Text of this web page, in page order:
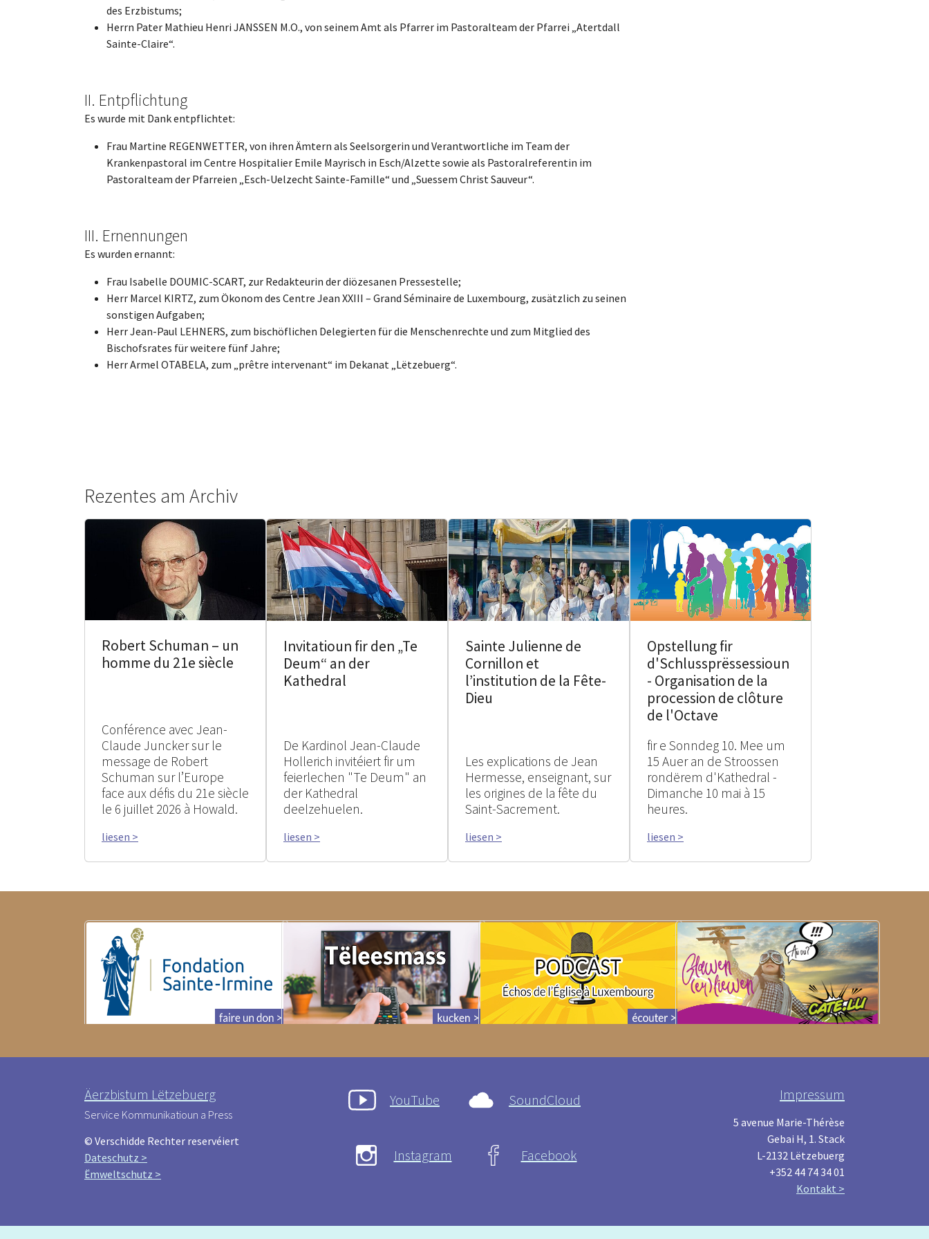
des Erzbistums;
Herrn Pater Mathieu Henri JANSSEN M.O., von seinem Amt als Pfarrer im Pastoralteam der Pfarrei „Atertdall
Sainte-Claire“.
II. Entpflichtung
Es wurde mit Dank entpflichtet:
Frau Martine REGENWETTER, von ihren Ämtern als Seelsorgerin und Verantwortliche im Team der
Krankenpastoral im Centre Hospitalier Emile Mayrisch in Esch/Alzette sowie als Pastoralreferentin im
Pastoralteam der Pfarreien „Esch-Uelzecht Sainte-Famille“ und „Suessem Christ Sauveur“.
III. Ernennungen
Es wurden ernannt:
Frau Isabelle DOUMIC-SCART, zur Redakteurin der diözesanen Pressestelle;
Herr Marcel KIRTZ, zum Ökonom des Centre Jean XXIII – Grand Séminaire de Luxembourg, zusätzlich zu seinen
sonstigen Aufgaben;
Herr Jean-Paul LEHNERS, zum bischöflichen Delegierten für die Menschenrechte und zum Mitglied des
Bischofsrates für weitere fünf Jahre;
Herr Armel OTABELA, zum „prêtre intervenant“ im Dekanat „Lëtzebuerg“.
Rezentes am Archiv
Robert Schuman – un
homme du 21e siècle
Conférence avec Jean-
Claude Juncker sur le
message de Robert
Schuman sur l’Europe
face aux défis du 21e siècle
le 6 juillet 2026 à Howald.
liesen >
Invitatioun fir den „Te
Deum“ an der
Kathedral
De Kardinol Jean-Claude
Hollerich invitéiert fir um
feierlechen "Te Deum" an
der Kathedral
deelzehuelen.
liesen >
Sainte Julienne de
Cornillon et
l’institution de la Fête-
Dieu
Les explications de Jean
Hermesse, enseignant, sur
les origines de la fête du
Saint-Sacrement.
liesen >
Opstellung fir
d'Schlussprëssessioun
- Organisation de la
procession de clôture
de l'Octave
fir e Sonndeg 10. Mee um
15 Auer an de Stroossen
rondërem d'Kathedral -
Dimanche 10 mai à 15
heures.
liesen >
Äerzbistum Lëtzebuerg
Service Kommunikatioun a Press
© Verschidde Rechter reservéiert
Dateschutz >
Ëmweltschutz >
YouTube SoundCloud
Instagram Facebook
Impressum
5 avenue Marie-Thérèse
Gebai H, 1. Stack
L-2132 Lëtzebuerg
+352 44 74 34 01
Kontakt >